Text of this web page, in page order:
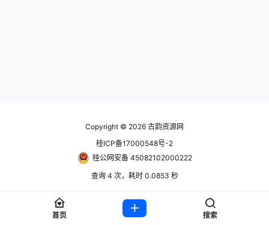
Copyright © 2026 古韵资源网
桂ICP备17000548号-2
桂公网安备 45082102000222
查询 4 次，耗时 0.0853 秒
首页 搜索